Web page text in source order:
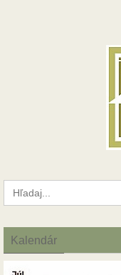
Search
for:
Kalendár